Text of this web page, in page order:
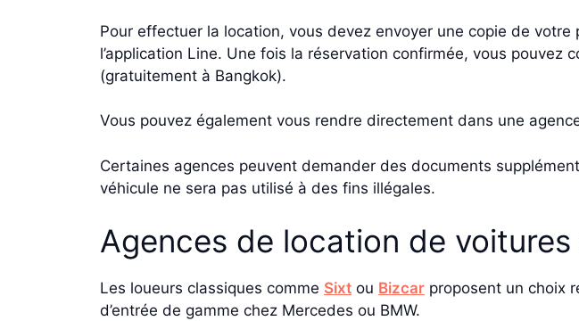
Pour effectuer la location, vous devez envoyer une copie de
l’application Line. Une fois la réservation confirmée, vous pouvez
(gratuitement à Bangkok).
Vous pouvez également vous rendre directement dans une
Certaines agences peuvent demander des documents
véhicule ne sera pas utilisé à des fins illégales.
Agences de location de voitures
Les loueurs classiques comme Sixt ou Bizcar proposent un choix
d’entrée de gamme chez Mercedes ou BMW.